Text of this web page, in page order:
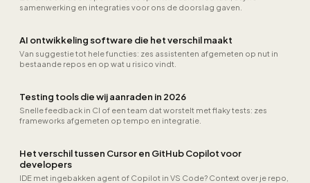
samenwerking en integraties voor ons de doorslag gaven.
AI ontwikkeling software die het verschil maakt
Van suggestie tot hele functies: zes assistenten afgemeten op nut in
bestaande repos en op wat u risico vindt.
Testing tools die wij aanraden in 2026
Snelle feedback in CI of een team dat worstelt met flaky tests: zes
frameworks afgemeten op tempo en integratie.
Het verschil tussen Cursor en GitHub Copilot voor
developers
IDE met ingebakken agent of Copilot in VS Code? Context over je repo,